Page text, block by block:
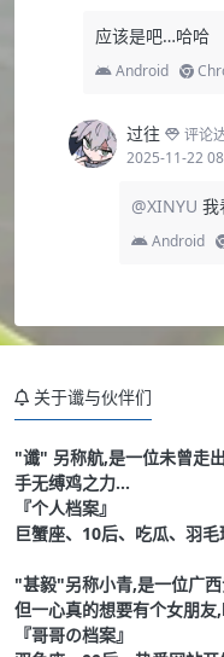
应该是吧…哈哈
Android
过往
评论
2025-11-22
@XINYU 我
Android
关于谶与伙伴们
"谶" 另称航,是一位未曾走
手无缚鸡之力...
『个人档案』
巨蟹座、10后、吃瓜、羽
"甚毅"另称小青,是一位广
但一心真的想要有个女朋
『哥哥の档案』